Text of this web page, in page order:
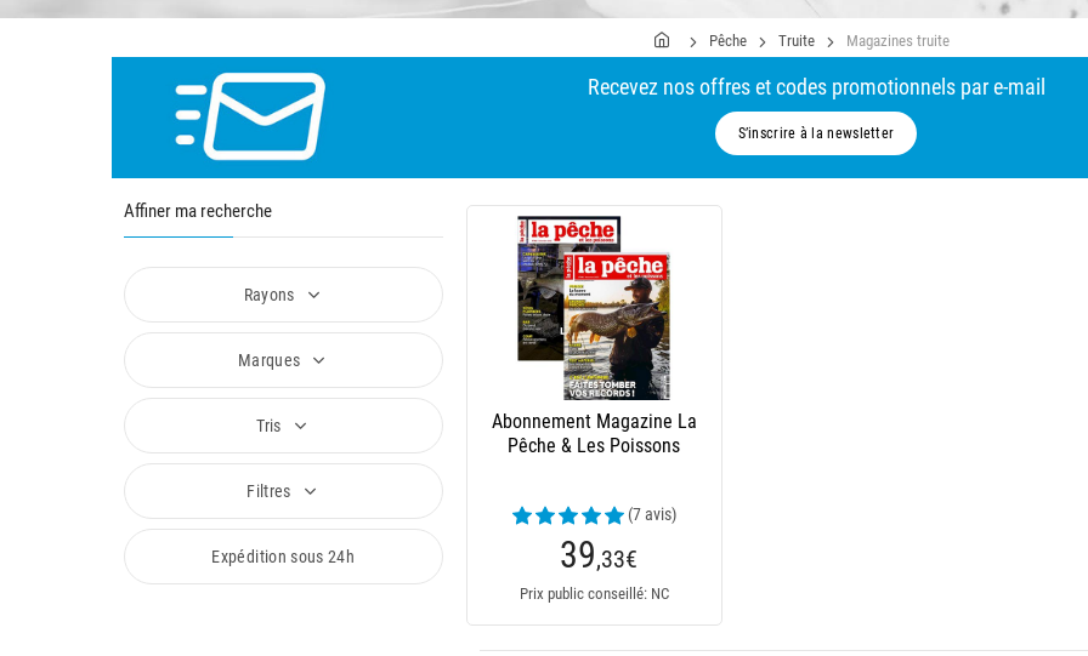
Pêche Truite Magazines truite
Recevez nos offres et codes promotionnels par e-mail
S’inscrire à la newsletter
Affiner ma recherche
Rayons
Marques
Tris
Filtres
Expédition sous 24h
Abonnement Magazine La
Pêche & Les Poissons
(7 avis)
39,33€
Prix public conseillé: NC